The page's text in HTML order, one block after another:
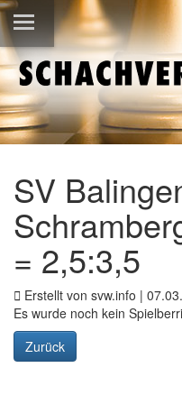
SV
= 2,5:3,5
Erstellt von svw.info |
Es wurde noch kein
Zurück